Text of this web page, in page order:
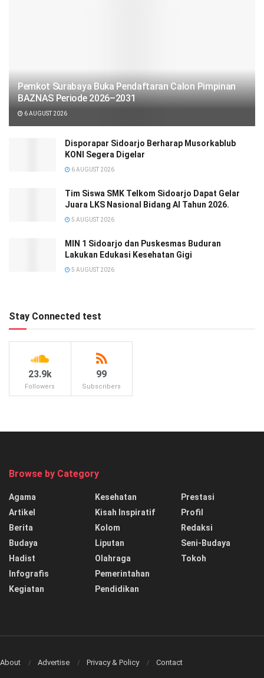
Pemkot Surabaya Buka Pendaftaran Calon Pimpinan
BAZNAS Periode 2026–2031
6 AUGUST 2026
Disporapar Sidoarjo Berharap Musorkablub
KONI Segera Digelar
6 AUGUST 2026
Tim Siswa SMK Telkom Sidoarjo Dapat Gelar
Juara LKS Nasional Bidang AI Tahun 2026.
5 AUGUST 2026
MIN 1 Sidoarjo dan Puskesmas Buduran
Lakukan Edukasi Kesehatan Gigi
5 AUGUST 2026
Stay Connected test
23.9k
Followers
99
Subscribers
Browse by Category
Agama
Artikel
Berita
Budaya
Hadist
Infografis
Kegiatan
Kesehatan
Kisah Inspiratif
Kolom
Liputan
Olahraga
Pemerintahan
Pendidikan
Prestasi
Profil
Redaksi
Seni-Budaya
Tokoh
About Advertise Privacy & Policy Contact